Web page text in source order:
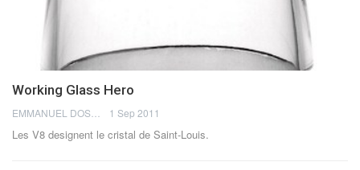
Working Glass Hero
1 Sep 2011
Les V8 designent le cristal de Saint-Louis.